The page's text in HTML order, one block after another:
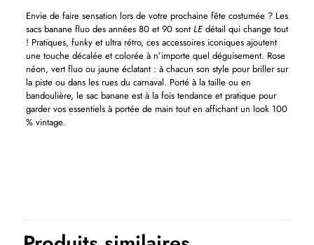
Envie de faire sensation lors de votre prochaine fête costumée ? Les
sacs banane fluo des années 80 et 90 sont LEdétail qui change tout
! Pratiques, funky et ultra rétro, ces accessoires iconiques ajoutent
une touche décalée et colorée à n’importe quel déguisement. Rose
néon, vert fluo ou jaune éclatant : à chacun son style pour briller sur
la piste ou dans les rues du carnaval. Porté à la taille ou en
bandoulière, le sac banane est à la fois tendance et pratique pour
garder vos essentiels à portée de main tout en affichant un look 100
% vintage.